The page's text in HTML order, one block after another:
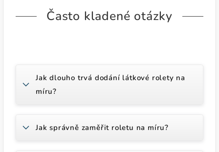
Často kladené otázky
Jak dlouho trvá dodání látkové rolety na
míru?
Jak správně zaměřit roletu na míru?